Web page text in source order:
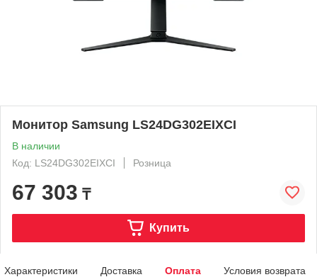
Монитор Samsung LS24DG302EIXCI
В наличии
Код: LS24DG302EIXCI
Розница
67 303 ₸
Купить
Характеристики Доставка Оплата Условия возврата